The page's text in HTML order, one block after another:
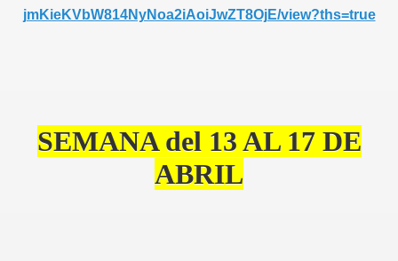
jmKieKVbW814NyNoa2iAoiJwZT8OjE/view?ths=true
SEMANA del 13 AL 17 DE
ABRIL